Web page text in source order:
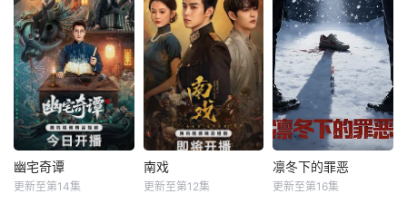
幽宅奇谭
更新至第14集
南戏
更新至第12集
凛冬下的罪恶
更新至第16集